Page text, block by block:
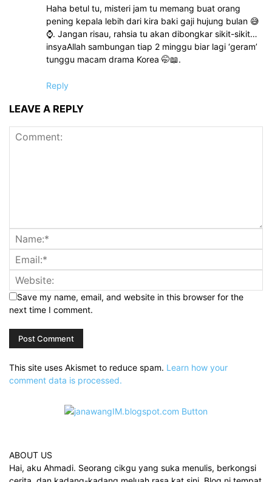
Haha betul tu, misteri jam tu memang buat orang
pening kepala lebih dari kira baki gaji hujung bulan 😅
⌚. Jangan risau, rahsia tu akan dibongkar sikit-sikit…
insyaAllah sambungan tiap 2 minggu biar lagi ‘geram’
tunggu macam drama Korea 🤭📖.
Reply
LEAVE A REPLY
Save my name, email, and website in this browser for the
next time I comment.
This site uses Akismet to reduce spam. Learn how your
comment data is processed.
ABOUT US
Hai, aku Ahmadi. Seorang cikgu yang suka menulis, berkongsi